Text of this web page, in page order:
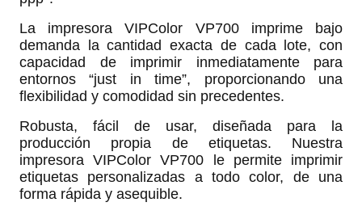
La impresora VIPColor VP700 imprime bajo
demanda la cantidad exacta de cada lote, con
capacidad de imprimir inmediatamente para
entornos “just in time”, proporcionando una
flexibilidad y comodidad sin precedentes.
Robusta, fácil de usar, diseñada para la
producción propia de etiquetas. Nuestra
impresora VIPColor VP700 le permite imprimir
etiquetas personalizadas a todo color, de una
forma rápida y asequible.